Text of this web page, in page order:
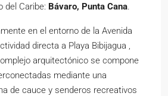
del Caribe: Bávaro, Punta Cana
en el entorno de la Avenida
directa a Playa Bibijagua ,
arquitectónico se compone
mediante una
de cauce y senderos recreativos